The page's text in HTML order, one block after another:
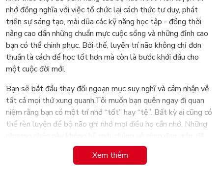
nhớ đồng nghĩa với việc tổ chức lại cách thức tư duy, phát
triển sự sáng tạo, mài dũa các kỹ năng học tập - đồng thời
nâng cao dần những chuẩn mực cuộc sống và những đỉnh cao
bạn có thể chinh phục. Bởi thế, luyện trí não không chỉ đơn
thuần là cách để học tốt hơn mà còn là bước khởi đầu cho
một cuộc đời mới.
Bạn sẽ bắt đầu thay đổi ngoạn mục suy nghĩ và cảm nhận về
tất cả mọi thứ xung quanh.Tôi muốn bạn quên ngay đi quan
niệm rằng bạn có một trí nhớ “tốt” hay “tệ”. Bất kỳ ai cũng có
thể rèn luyện để bộ não ghi nhớ mọi điều họ cần nhớ. Những
được vận dụng hàng thế kỷ qua và vẫn còn hữu dụng cho thời
đại ngày nay. Vấn đề chỉ còn là bạn cần nắm rõ vai trò của trí
Xem thêm